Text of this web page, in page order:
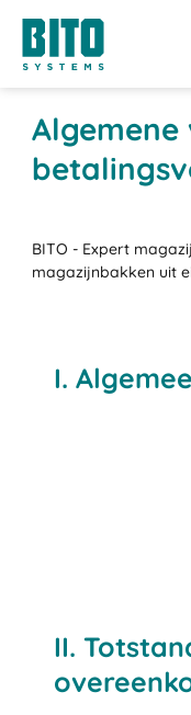
BITO - Expert
magazijnbakken uit
I.
II.